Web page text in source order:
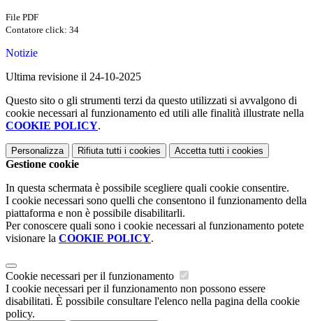
File PDF
Contatore click: 34
Notizie
Ultima revisione il 24-10-2025
Questo sito o gli strumenti terzi da questo utilizzati si avvalgono di
cookie necessari al funzionamento ed utili alle finalità illustrate nella
COOKIE POLICY.
Personalizza Rifiuta tutti i cookies Accetta tutti i cookies
Gestione cookie
In questa schermata è possibile scegliere quali cookie consentire.
I cookie necessari sono quelli che consentono il funzionamento della
piattaforma e non è possibile disabilitarli.
Per conoscere quali sono i cookie necessari al funzionamento potete
visionare la COOKIE POLICY.
Cookie necessari per il funzionamento
I cookie necessari per il funzionamento non possono essere
disabilitati. È possibile consultare l'elenco nella pagina della cookie
policy.